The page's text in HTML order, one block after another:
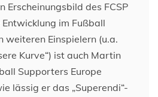
Erscheinungsbild des FCSP
im Fußball
weiteren Einspielern (u.a.
Kurve“) ist auch Martin
Supporters Europe
lässig er das „Superendi“-